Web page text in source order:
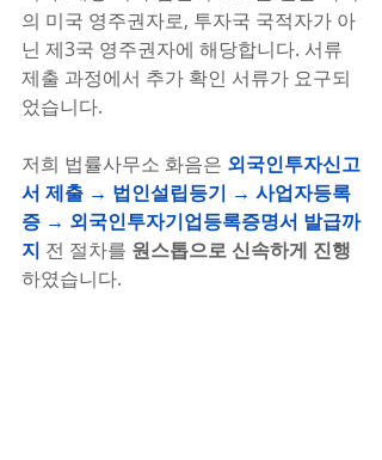
의 미국 영주권자로, 투자국 국적자가 아
닌 제3국 영주권자에 해당합니다. 서류
제출 과정에서 추가 확인 서류가 요구되
었습니다.
저희 법률사무소 화음은 외국인투자신고
서 제출 → 법인설립등기 → 사업자등록
증 → 외국인투자기업등록증명서 발급까
지 전 절차를 원스톱으로 신속하게 진행
하였습니다.